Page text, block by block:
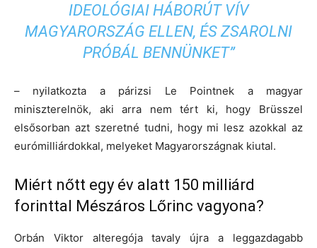
IDEOLÓGIAI HÁBORÚT VÍV
MAGYARORSZÁG ELLEN, ÉS ZSAROLNI
PRÓBÁL BENNÜNKET”
– nyilatkozta a párizsi Le Pointnek a magyar
miniszterelnök, aki arra nem tért ki, hogy Brüsszel
elsősorban azt szeretné tudni, hogy mi lesz azokkal az
eurómilliárdokkal, melyeket Magyarországnak kiutal.
Miért nőtt egy év alatt 150 milliárd
forinttal Mészáros Lőrinc vagyona?
Orbán Viktor alteregója tavaly újra a leggazdagabb